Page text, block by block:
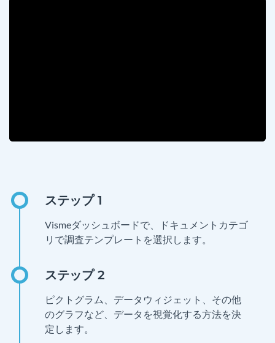
Vismeダッシュボードで、ドキュメントカテゴ
リで調査テンプレートを選択します。
ピクトグラム、データウィジェット、その他
のグラフなど、データを視覚化する方法を決
定します。